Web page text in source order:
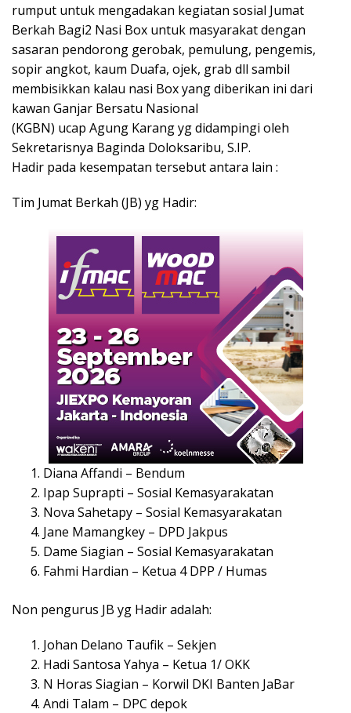
rumput untuk mengadakan kegiatan sosial Jumat
Berkah Bagi2 Nasi Box untuk masyarakat dengan
sasaran pendorong gerobak, pemulung, pengemis,
sopir angkot, kaum Duafa, ojek, grab dll sambil
membisikkan kalau nasi Box yang diberikan ini dari
kawan Ganjar Bersatu Nasional
(KGBN) ucap Agung Karang yg didampingi oleh
Sekretarisnya Baginda Doloksaribu, S.IP.
Hadir pada kesempatan tersebut antara lain :
Tim Jumat Berkah (JB) yg Hadir:
Diana Affandi – Bendum
Ipap Suprapti – Sosial Kemasyarakatan
Nova Sahetapy – Sosial Kemasyarakatan
Jane Mamangkey – DPD Jakpus
Dame Siagian – Sosial Kemasyarakatan
Fahmi Hardian – Ketua 4 DPP / Humas
Non pengurus JB yg Hadir adalah:
Johan Delano Taufik – Sekjen
Hadi Santosa Yahya – Ketua 1/ OKK
N Horas Siagian – Korwil DKI Banten JaBar
Andi Talam – DPC depok